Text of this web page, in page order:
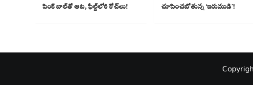
పింక్ బాల్‌తో ఆట, ఫీల్డ్‌లోకి కోచ్‌లు!
చూపించబోతున్న ‘ఇరుముడి`!